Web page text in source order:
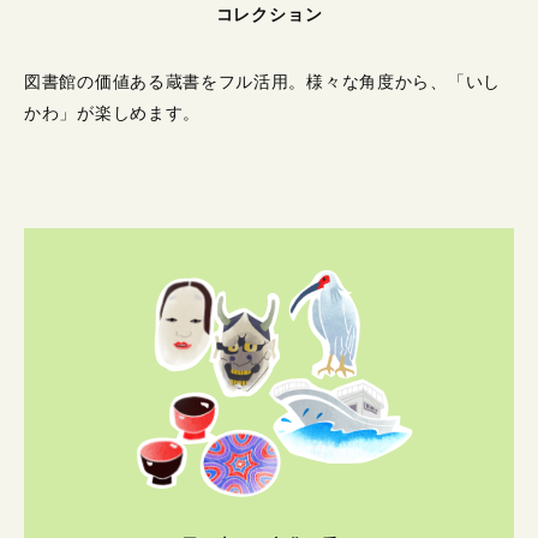
コレクション
図書館の価値ある蔵書をフル活用。様々な角度から、「いし
かわ」が楽しめます。